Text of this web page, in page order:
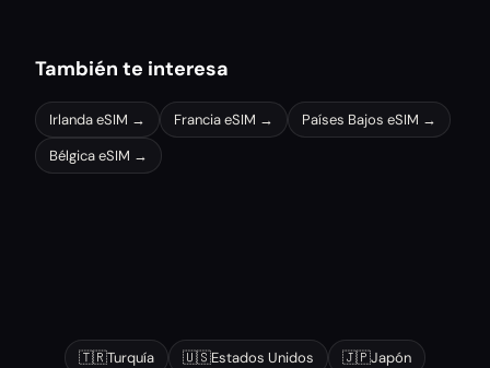
También te interesa
IrlandaeSIM → FranciaeSIM → Países Bajos eSIM →
BélgicaeSIM →
Otros destinos populares
🇹🇷Turquía 🇺🇸Estados Unidos 🇯🇵Japón